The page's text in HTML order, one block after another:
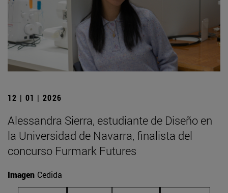
12 | 01 | 2026
Alessandra Sierra, estudiante de Diseño en
la Universidad de Navarra, finalista del
concurso Furmark Futures
Imagen Cedida